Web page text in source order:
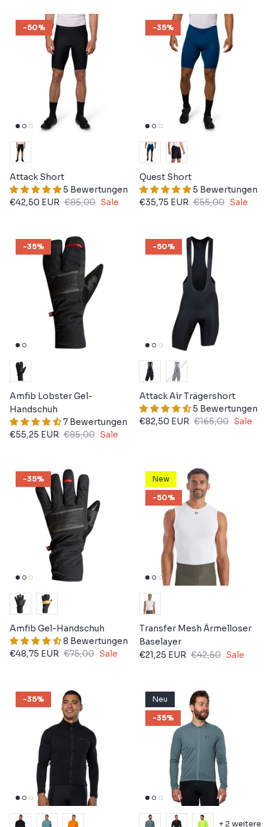
-50%
Attack Short
5 Bewertungen
€42,50 EUR €85,00 Sale
-35%
Quest Short
5 Bewertungen
€35,75 EUR €55,00 Sale
-35%
Amfib Lobster Gel-
Handschuh
7 Bewertungen
€55,25 EUR €85,00 Sale
-50%
Attack Air Trägershort
5 Bewertungen
€82,50 EUR €165,00 Sale
-35%
Amfib Gel-Handschuh
8 Bewertungen
€48,75 EUR €75,00 Sale
New
-50%
Transfer Mesh Ärmelloser
Baselayer
€21,25 EUR €42,50 Sale
-35% Neu
-35%
+ 2 weitere